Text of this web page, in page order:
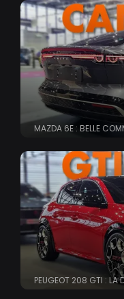
MAZDA 6E : BELLE
PEUGEOT 208 GTI : LA